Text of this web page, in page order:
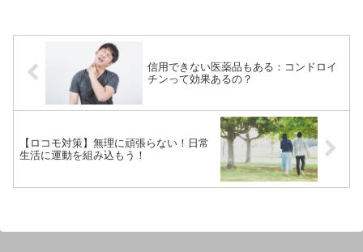
信用できない医薬品もある：コンドロイ
チンって効果あるの？
【ロコモ対策】無理に頑張らない！日常
生活に運動を組み込もう！